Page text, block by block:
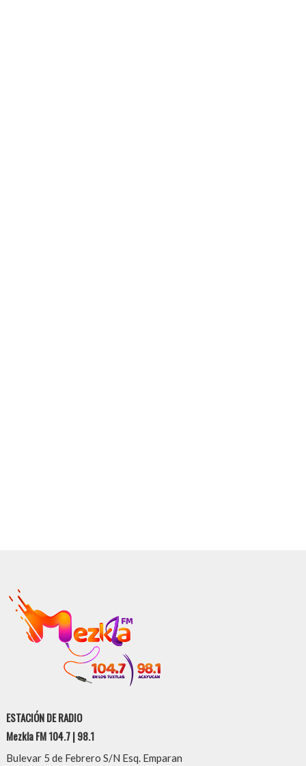
ESTACIÓN DE RADIO
Mezkla FM 104.7 | 98.1
Bulevar 5 de Febrero S/N Esq. Emparan